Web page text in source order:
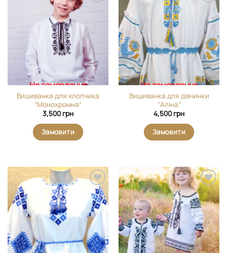
Додати
вибране
На замовлення
Вишиванка для хлопчика
“Монохромна”
3,500 грн
Замовити
виріб у
вибране
На замовлення
Вишиванка для дівчинки
“Аліна”
4,500 грн
Замовити
Додати
виріб у
вибране
Додати
виріб у
вибране